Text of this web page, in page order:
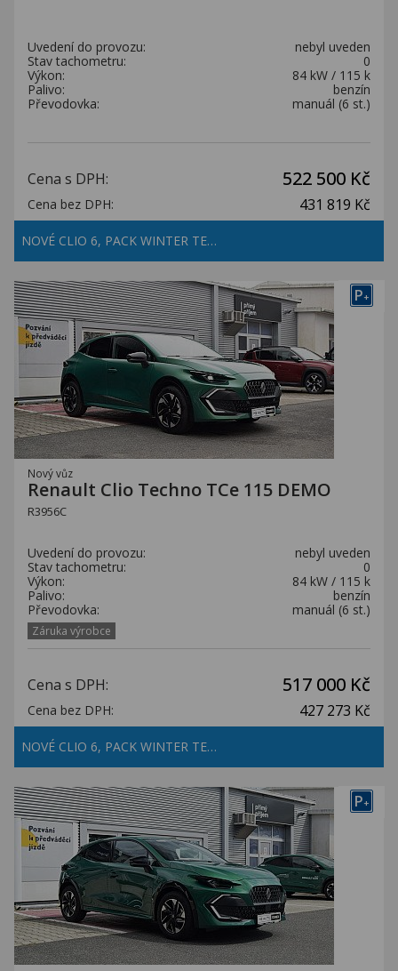
Uvedení do provozu:
nebyl uveden
Stav tachometru:
0
Výkon:
84 kW / 115 k
Palivo:
benzín
Převodovka:
manuál (6 st.)
Cena s DPH: 522 500 Kč
Cena bez DPH: 431 819 Kč
NOVÉ CLIO 6, PACK WINTER TE…
P+
Nový vůz
Renault Clio Techno TCe 115 DEMO
R3956C
Uvedení do provozu:
nebyl uveden
Stav tachometru:
0
Výkon:
84 kW / 115 k
Palivo:
benzín
Převodovka:
manuál (6 st.)
Záruka výrobce
Cena s DPH: 517 000 Kč
Cena bez DPH: 427 273 Kč
NOVÉ CLIO 6, PACK WINTER TE…
P+